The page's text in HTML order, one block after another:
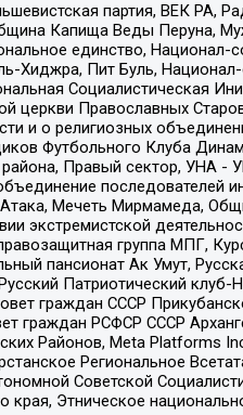
партия, ВЕК РА,
Капища Веды Перуна,
единство,
Хиджра, Пит Буль,
Социалистическая
церкви Православных
и о религиозных
Футбольного Клуба
Правый сектор, УНА -
последователей
Мечеть Мирмамеда,
экстремистской
группа МПГ,
пансионат Ак Умут,
Патриотический
граждан СССР
граждан РСФСР СССР
Районов, Meta Platforms
Региональное
Советской
края, Этническое